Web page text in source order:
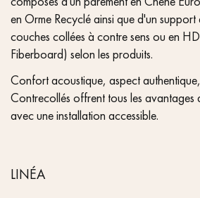
en Orme Recyclé ainsi que d'un support
couches collées à contre sens ou en
Fiberboard) selon les produits.
Confort acoustique, aspect
Contrecollés offrent tous les avantages
avec une installation accessible.
LINÉA